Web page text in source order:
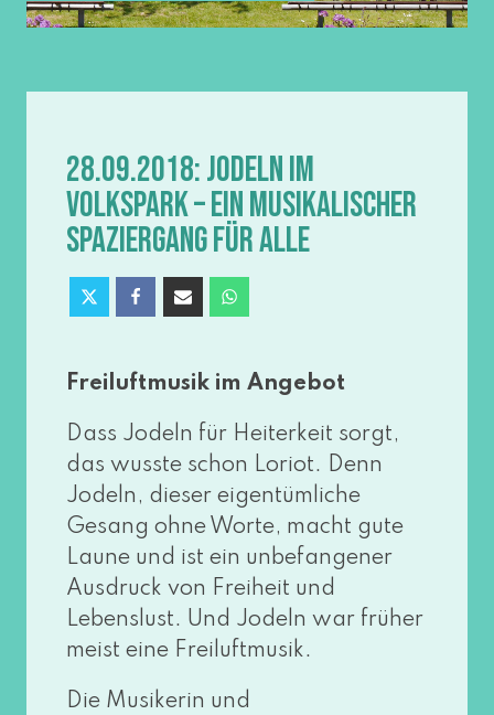
28.09.2018: JODELN IM
VOLKSPARK – EIN MUSIKALISCHER
SPAZIERGANG FÜR ALLE
Freiluftmusik im Angebot
Dass Jodeln für Heiterkeit sorgt,
das wuss­te schon Loriot. Denn
Jodeln, die­ser eigen­tüm­li­che
Gesang ohne Worte, macht gute
Laune und ist ein unbe­fan­ge­ner
Ausdruck von Freiheit und
Lebenslust. Und Jodeln war frü­her
meist eine Freiluftmusik.
Die Musikerin und